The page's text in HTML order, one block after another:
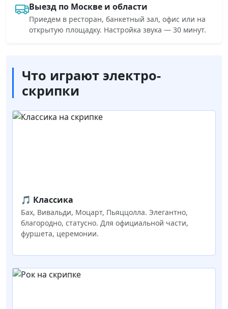
Выезд по Москве и области
Приедем в ресторан, банкетный зал, офис или на
открытую площадку. Настройка звука — 30 минут.
Что играют электро-
скрипки
🎵 Классика
Бах, Вивальди, Моцарт, Пьяццолла. Элегантно,
благородно, статусно. Для официальной части,
фуршета, церемонии.